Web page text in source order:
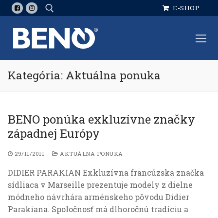
Preskočiť
na
obsah
Hľadať:
E-SHOP
Kategória: Aktuálna ponuka
BENO ponúka exkluzívne značky
západnej Európy
29/11/2011 AKTUÁLNA PONUKA
DIDIER PARAKIAN Exkluzívna francúzska značka
sídliaca v Marseille prezentuje modely z dielne
módneho návrhára arménskeho pôvodu Didier
Parakiana. Spoločnosť má dlhoročnú tradíciu a